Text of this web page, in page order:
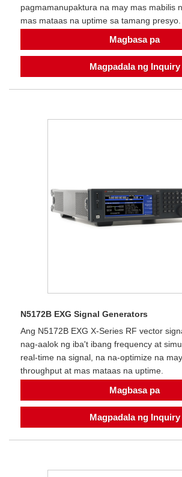
pagmamanupaktura na may mas mabilis
mas mataas na uptime sa tamang presyo.
Magbasa pa
Magpadala ng Inquiry
N5172B EXG Signal Generators
Ang N5172B EXG X-Series RF vector
nag-aalok ng iba't ibang frequency at
real-time na signal, na na-optimize na
throughput at mas mataas na uptime.
Magbasa pa
Magpadala ng Inquiry